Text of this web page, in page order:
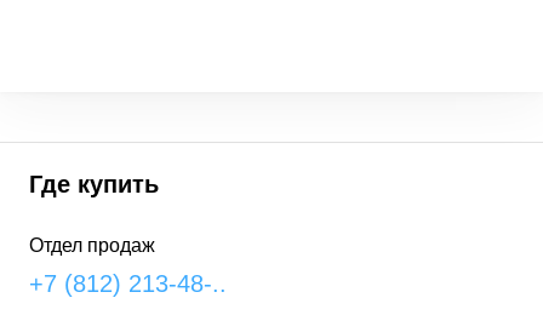
Где купить
Отдел продаж
+7 (812) 213-48-..